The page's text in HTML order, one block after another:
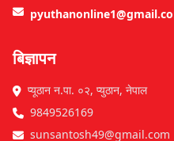
बिज्ञापन
प्यूठान न.पा. ०२, प्युठान, नेपाल
9849526169
sunsantosh49@gmail.com